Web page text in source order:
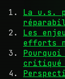
La u.s.
Les
efforts
critiqué